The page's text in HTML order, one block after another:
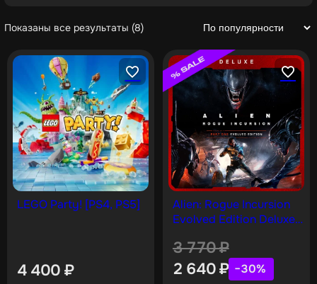
Показаны все результаты (8)
LEGO Party! [PS4, PS5]
4 400 ₽
Alien: Rogue Incursion
Evolved Edition Deluxe
3 770₽
2 640₽ −30%